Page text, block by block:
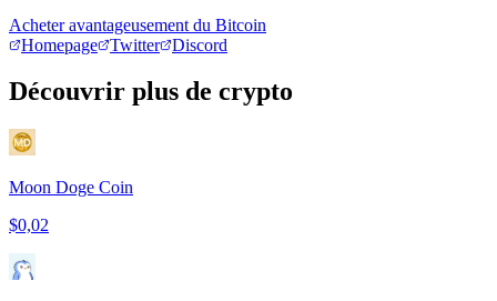
Acheter avantageusement du Bitcoin
Homepage
Twitter Discord
Découvrir plus de crypto
Moon Doge Coin
$0,02